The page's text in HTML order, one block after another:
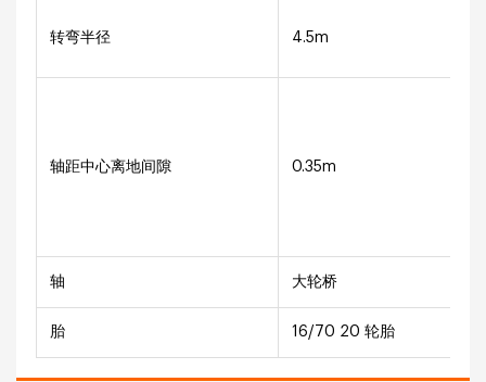
转弯半径 4.5m
轴距中心离地间隙 0.35m
轴 大轮桥
胎 16/70 20 轮胎